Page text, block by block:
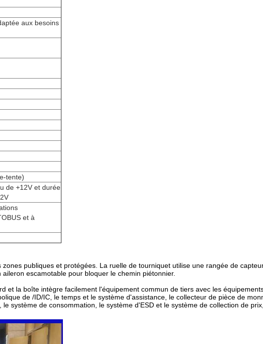
aux besoins
tente)
de +12V et durée
et à
publiques et protégées. La ruelle de tourniquet utilise une rangée de
escamotable pour bloquer le chemin piétonnier.
et la boîte intègre facilement l'équipement commun de tiers avec les
de /ID/IC, le temps et le système d'assistance, le collecteur de pièce de
système de consommation, le système d'ESD et le système de collection de